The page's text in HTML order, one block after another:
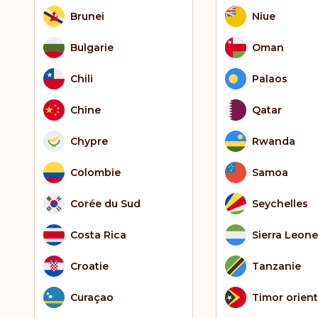
Brunei
Bulgarie
Chili
Chine
Chypre
Colombie
Corée du Sud
Costa Rica
Croatie
Curaçao
Niue
Oman
Palaos
Qatar
Rwanda
Samoa
Seychelles
Sierra Leone
Tanzanie
Timor